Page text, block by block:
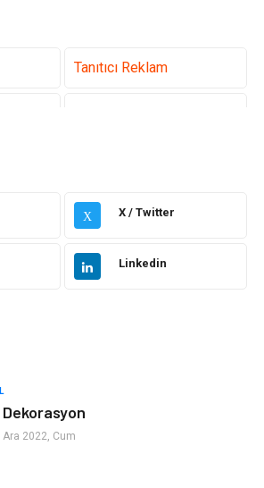
Tanıtıcı Reklam
Dekorasyon
Eğitim
Organizasyon
X X / Twitter
Linkedin
2022, Cum